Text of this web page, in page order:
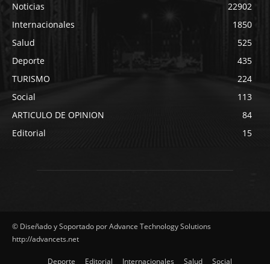
Noticias
22902
Internacionales
1850
Salud
525
Deporte
435
TURISMO
224
Social
113
ARTICULO DE OPINION
84
Editorial
15
© Diseñado y Soportado por Advance Technology Solutions
http://advancets.net
Deporte Editorial Internacionales Salud Social